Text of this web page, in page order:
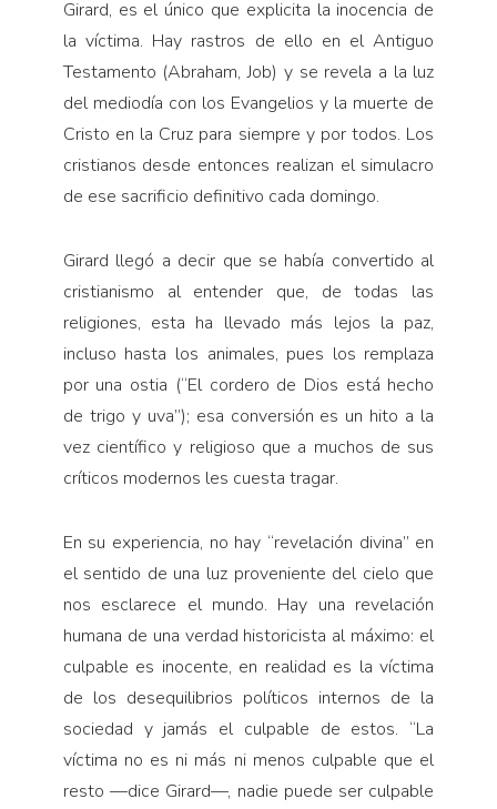
Girard, es el único que explicita la inocencia de
la víctima. Hay rastros de ello en el Antiguo
Testamento (Abraham, Job) y se revela a la luz
del mediodía con los Evangelios y la muerte de
Cristo en la Cruz para siempre y por todos. Los
cristianos desde entonces realizan el simulacro
de ese sacrificio definitivo cada domingo.
Girard llegó a decir que se había convertido al
cristianismo al entender que, de todas las
religiones, esta ha llevado más lejos la paz,
incluso hasta los animales, pues los remplaza
por una ostia (“El cordero de Dios está hecho
de trigo y uva”); esa conversión es un hito a la
vez científico y religioso que a muchos de sus
críticos modernos les cuesta tragar.
En su experiencia, no hay “revelación divina” en
el sentido de una luz proveniente del cielo que
nos esclarece el mundo. Hay una revelación
humana de una verdad historicista al máximo: el
culpable es inocente, en realidad es la víctima
de los desequilibrios políticos internos de la
sociedad y jamás el culpable de estos. “La
víctima no es ni más ni menos culpable que el
resto —dice Girard—, nadie puede ser culpable